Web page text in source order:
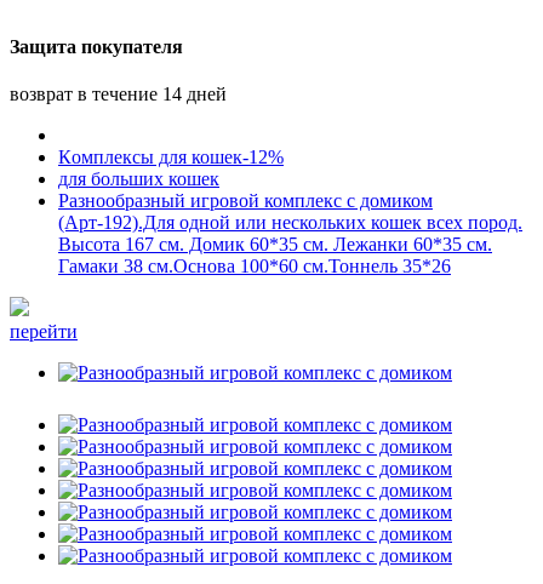
Защита покупателя
возврат в течение 14 дней
Кoмплексы для кошек-12%
для больших кошек
Разнообразный игровой комплекс с домиком
(Арт-192).Для одной или нескольких кошек всех пород.
Высота 167 см. Домик 60*35 см. Лежанки 60*35 см.
Гамаки 38 см.Основа 100*60 см.Тоннель 35*26
перейти